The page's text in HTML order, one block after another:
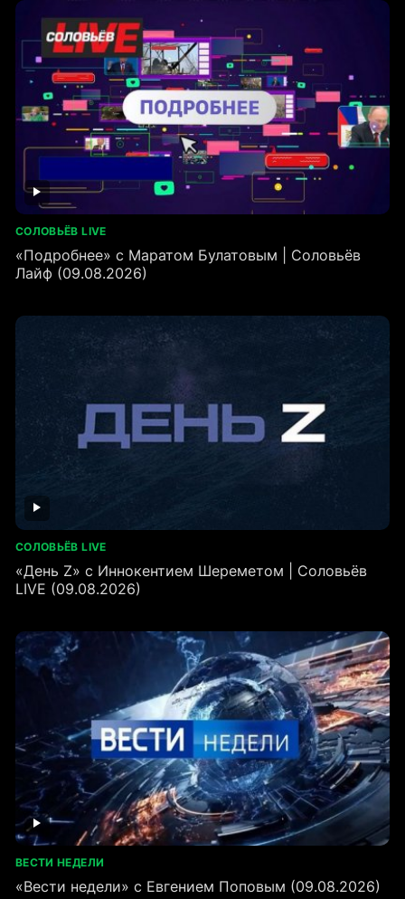
СОЛОВЬЁВ LIVE
«Подробнее» с Маратом Булатовым | Соловьёв
Лайф (09.08.2026)
СОЛОВЬЁВ LIVE
«День Z» с Иннокентием Шереметом | Соловьёв
LIVE (09.08.2026)
ВЕСТИ НЕДЕЛИ
«Вести недели» с Евгением Поповым (09.08.2026)